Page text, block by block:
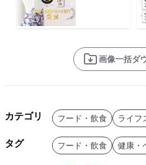
画像一括ダ
カテゴリ フード・飲食 ライフ
タグ フード・飲食 健康・